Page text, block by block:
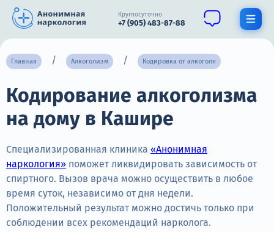
Круглосуточно
+7 (905) 483-87-88
О нас
Наркомания
Нарколог
Стационар
Психиатрия
Главная Алкоголизм Кодировка от алкоголя
Кодирование алкоголизма
на дому в Кашире
Специализированная клиника «Анонимная
наркология» поможет ликвидировать зависимость от
спиртного. Вызов врача можно осуществить в любое
время суток, независимо от дня недели.
Положительный результат можно достичь только при
соблюдении всех рекомендаций нарколога.